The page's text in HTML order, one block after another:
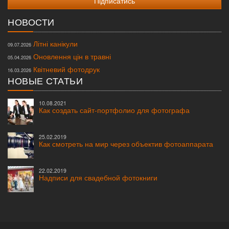
НОВОСТИ
09.07.2026 Літні канікули
05.04.2026 Оновлення цін в травні
16.03.2026 Квітневий фотодрук
НОВЫЕ СТАТЬИ
10.08.2021
Как создать сайт-портфолио для фотографа
25.02.2019
Как смотреть на мир через объектив фотоаппарата
22.02.2019
Надписи для свадебной фотокниги